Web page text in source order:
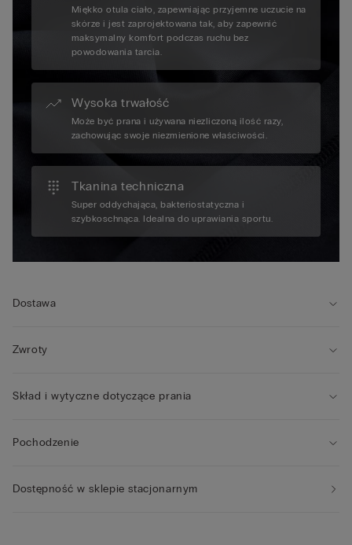
Miękko otula ciało, zapewniając przyjemne uczucie na
skórze i jest zaprojektowana tak, aby zapewnić
maksymalny komfort podczas ruchu bez
powodowania tarcia.
Wysoka trwałość
Może być prana i używana niezliczoną ilość razy,
zachowując swoje niezmienione właściwości.
Tkanina techniczna
Super oddychająca, bakteriostatyczna i
szybkoschnąca. Idealna do uprawiania sportu.
Dostawa
Zwroty
Skład i wytyczne dotyczące prania
Pochodzenie
Dostępność w sklepie stacjonarnym